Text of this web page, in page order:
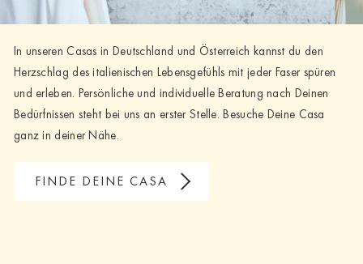
In unseren Casas in Deutschland und Österreich kannst du den
Herzschlag des italienischen Lebensgefühls mit jeder Faser spüren
und erleben. Persönliche und individuelle Beratung nach Deinen
Bedürfnissen steht bei uns an erster Stelle. Besuche Deine Casa
ganz in deiner Nähe.
FINDE DEINE CASA